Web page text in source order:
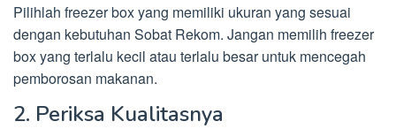
Pilihlah freezer box yang memiliki ukuran yang sesuai
dengan kebutuhan Sobat Rekom. Jangan memilih freezer
box yang terlalu kecil atau terlalu besar untuk mencegah
pemborosan makanan.
2. Periksa Kualitasnya